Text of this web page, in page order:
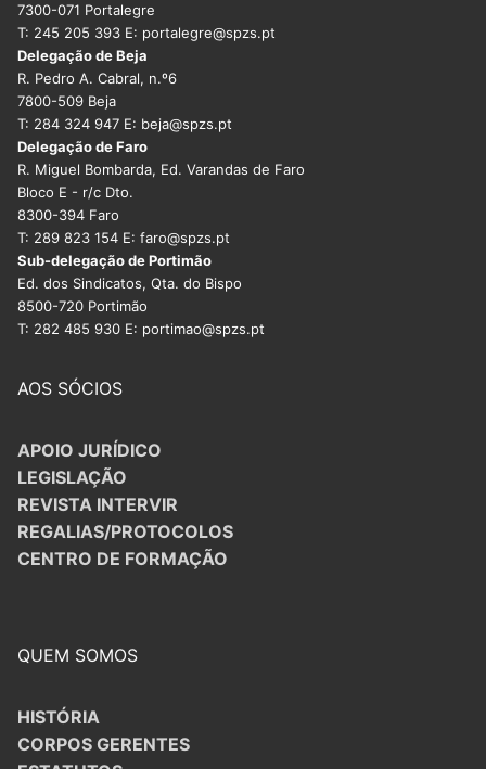
7300-071 Portalegre
T: 245 205 393 E: portalegre@spzs.pt
Delegação de Beja
R. Pedro A. Cabral, n.º6
7800-509 Beja
T: 284 324 947 E: beja@spzs.pt
Delegação de Faro
R. Miguel Bombarda, Ed. Varandas de Faro
Bloco E - r/c Dto.
8300-394 Faro
T: 289 823 154 E: faro@spzs.pt
Sub-delegação de Portimão
Ed. dos Sindicatos, Qta. do Bispo
8500-720 Portimão
T: 282 485 930 E: portimao@spzs.pt
AOS SÓCIOS
APOIO JURÍDICO
LEGISLAÇÃO
REVISTA INTERVIR
REGALIAS/PROTOCOLOS
CENTRO DE FORMAÇÃO
QUEM SOMOS
HISTÓRIA
CORPOS GERENTES